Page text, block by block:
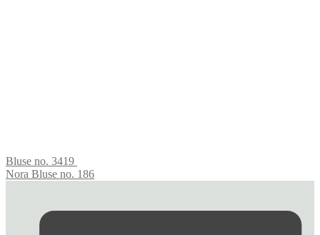
Bluse no. 3419
Nora Bluse no. 186